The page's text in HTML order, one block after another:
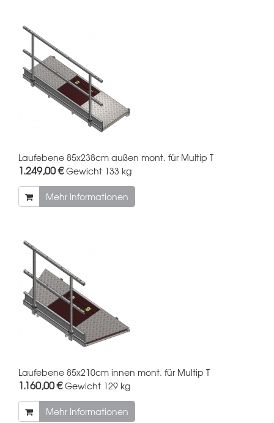
Laufebene 85x238cm außen mont. für Multip T
1.249,00 €Gewicht 133 kg
Mehr Informationen
Laufebene 85x210cm innen mont. für Multip T
1.160,00 €Gewicht 129 kg
Mehr Informationen